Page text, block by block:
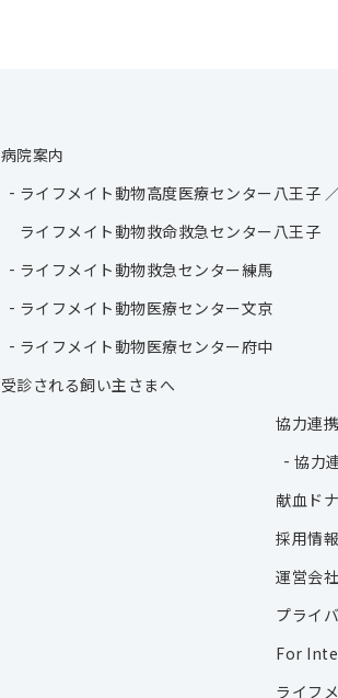
病院案内
ライフメイト動物高度医療センター八王子
ライフメイト動物救命救急センター八王子
ライフメイト動物救急センター練馬
ライフメイト動物医療センター文京
ライフメイト動物医療センター府中
受診される飼い主さまへ
協力連
協力
献血ド
採用情報
運営会社
プライ
For
ライフ